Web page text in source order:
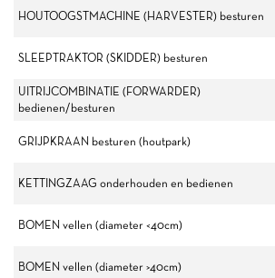
HOUTOOGSTMACHINE (HARVESTER) besturen
SLEEPTRAKTOR (SKIDDER) besturen
UITRIJCOMBINATIE (FORWARDER)
bedienen/besturen
GRIJPKRAAN besturen (houtpark)
KETTINGZAAG onderhouden en bedienen
BOMEN vellen (diameter <40cm)
BOMEN vellen (diameter >40cm)